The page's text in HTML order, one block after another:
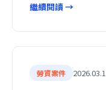
繼續閱讀 →
勞資案件